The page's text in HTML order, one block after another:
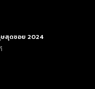
ษสุดซอย 2024